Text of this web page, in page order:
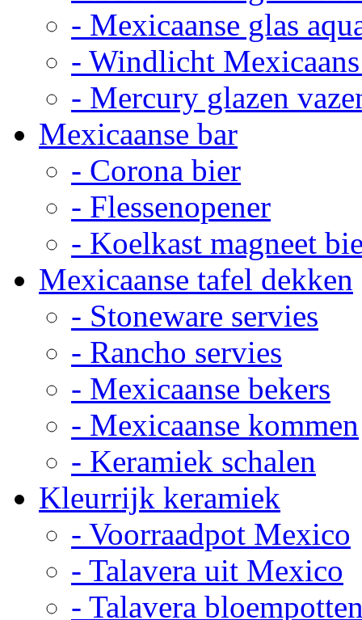
- Mexicaanse glas
- Windlicht
- Mercury glazen
Mexicaanse bar
- Corona bier
- Flessenopener
- Koelkast magneet
Mexicaanse tafel dekken
- Stoneware servies
- Rancho servies
- Mexicaanse bekers
- Mexicaanse kommen
- Keramiek schalen
Kleurrijk keramiek
- Voorraadpot Mexico
- Talavera uit Mexico
- Talavera